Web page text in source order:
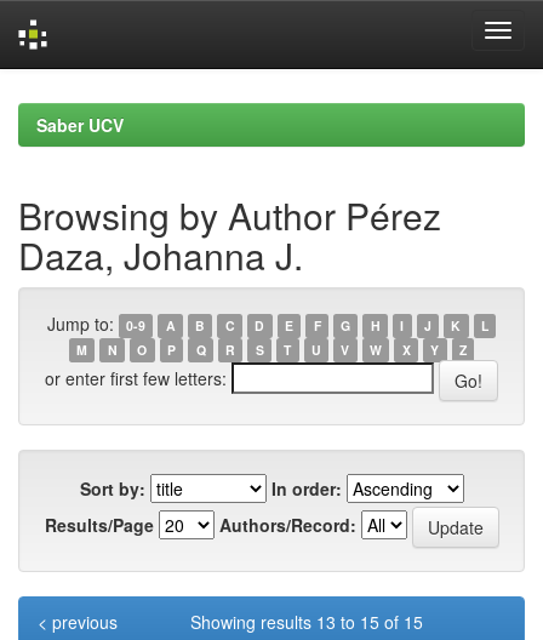
navigationSaber UCV
Browsing by Author Pérez
Daza, Johanna J.
Jump to: 0-9 A B C D E F G H I J K
L
M
N O P Q R S T U V W X Y Z
or enter first few letters:
Sort by:
In order:
Results/Page
Authors/Record:
Showing results 13 to 15 of 15
< previous